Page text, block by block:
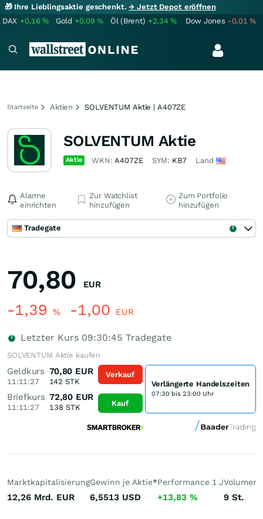
🎁 Ihre Lieblingsaktie geschenkt.→ Jetzt Depot eröffnen
DAX +0,16% Gold +0,09% Öl (Brent) +2,34% Dow Jones -0,01%
Startseite Aktien SOLVENTUM Aktie | A407ZE
SOLVENTUM Aktie
Aktie WKN:A407ZE SYM: KB7 Land
Alarme
einrichten
Zur Watchlist
hinzufügen
Zum Portfolio
hinzufügen
Tradegate
70,80 EUR
-1,39 % -1,00 EUR
Letzter Kurs 09:30:45 Tradegate
SOLVENTUM Aktie kaufen
Geldkurs
11:11:27
70,80 EUR
142 STK
Briefkurs
11:11:27
72,80 EUR
138 STK
Verkauf
Kauf
Verlängerte Handelszeiten
07:30 bis 23:00 Uhr
Marktkapitalisierung
12,26 Mrd. EUR
Gewinn je Aktie*
6,5513 USD
Performance 1 J
+13,83 %
Volumen
9 St.